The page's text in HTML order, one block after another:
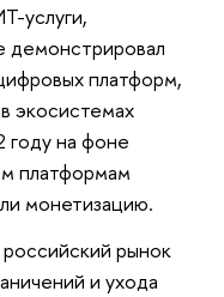
услуги,
демонстрировал
платформ,
экосистемах
году на фоне
платформам
монетизацию.
рынок
и ухода